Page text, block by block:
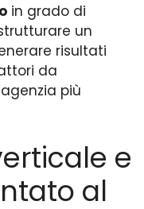
in grado di
un
risultati
da
più
e
al